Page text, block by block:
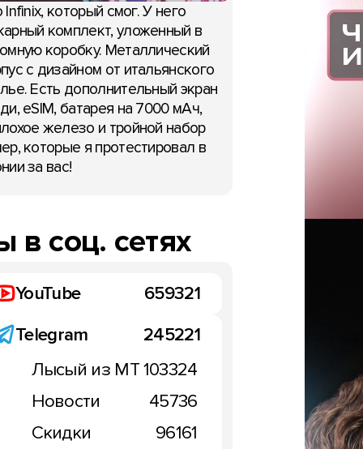
Infinix, который смог. У него
комплект, уложенный в
коробку. Металлический
с дизайном от итальянского
Есть дополнительный экран
eSIM, батарея на 7000 мАч,
железо и тройной набор
которые я протестировал в
за вас!
в соц. сетях
YouTube
659321
Telegram
245221
Лысый из МТ103324
Новости
45736
Скидки
96161